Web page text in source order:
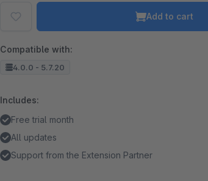
Add to cart
Compatible with:
4.0.0 - 5.7.20
Includes:
Free trial month
All updates
Support from the Extension Partner